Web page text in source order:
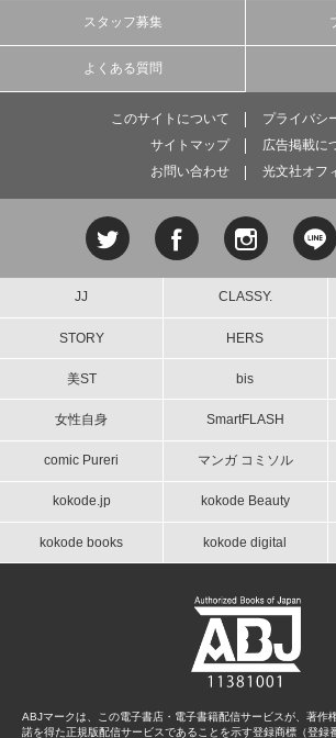
スタッフ募集
よくある質問
このサイトについて
プライバシ
サイトマップ
広告掲載に
お問い合わせ
光文社オフ
JJ CLASSY.
STORY HERS
美ST bis
女性自身 SmartFLASH
comic Pureri マンガ コミソル
kokode.jp kokode Beauty
kokode books kokode digital
ABJマークは、この電子書店・電子書籍配信サービスが、著作
諾を得た正規版配信サービスであることを示す登録商標（登録